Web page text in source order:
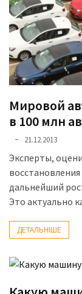
Мировой
в 100 млн
21.12.2013
Эксперты,
дальнейший
Это актуально
ДЕТАЛЬНІШЕ